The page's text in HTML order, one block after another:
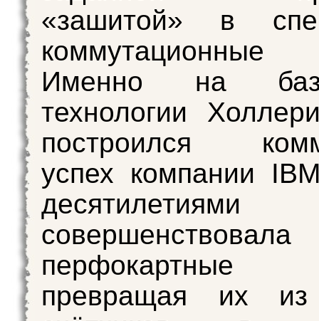
«зашитой» в
Именно на
технологии
построился
успех компании
десятилетиями
перфокартные
превращая их из